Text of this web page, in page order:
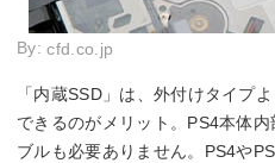
By:cfd.co.jp
「内蔵SSD」は、外付けタイプ
できるのがメリット。PS4本体
ブルも必要ありません。PS4や